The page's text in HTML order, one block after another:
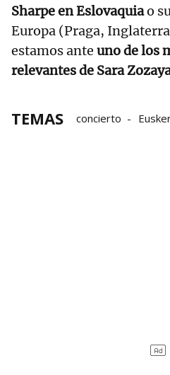
Sharpe en Eslovaquiao
Europa (Praga,
estamos ante uno de los
relevantes de Sara
TEMAS concierto